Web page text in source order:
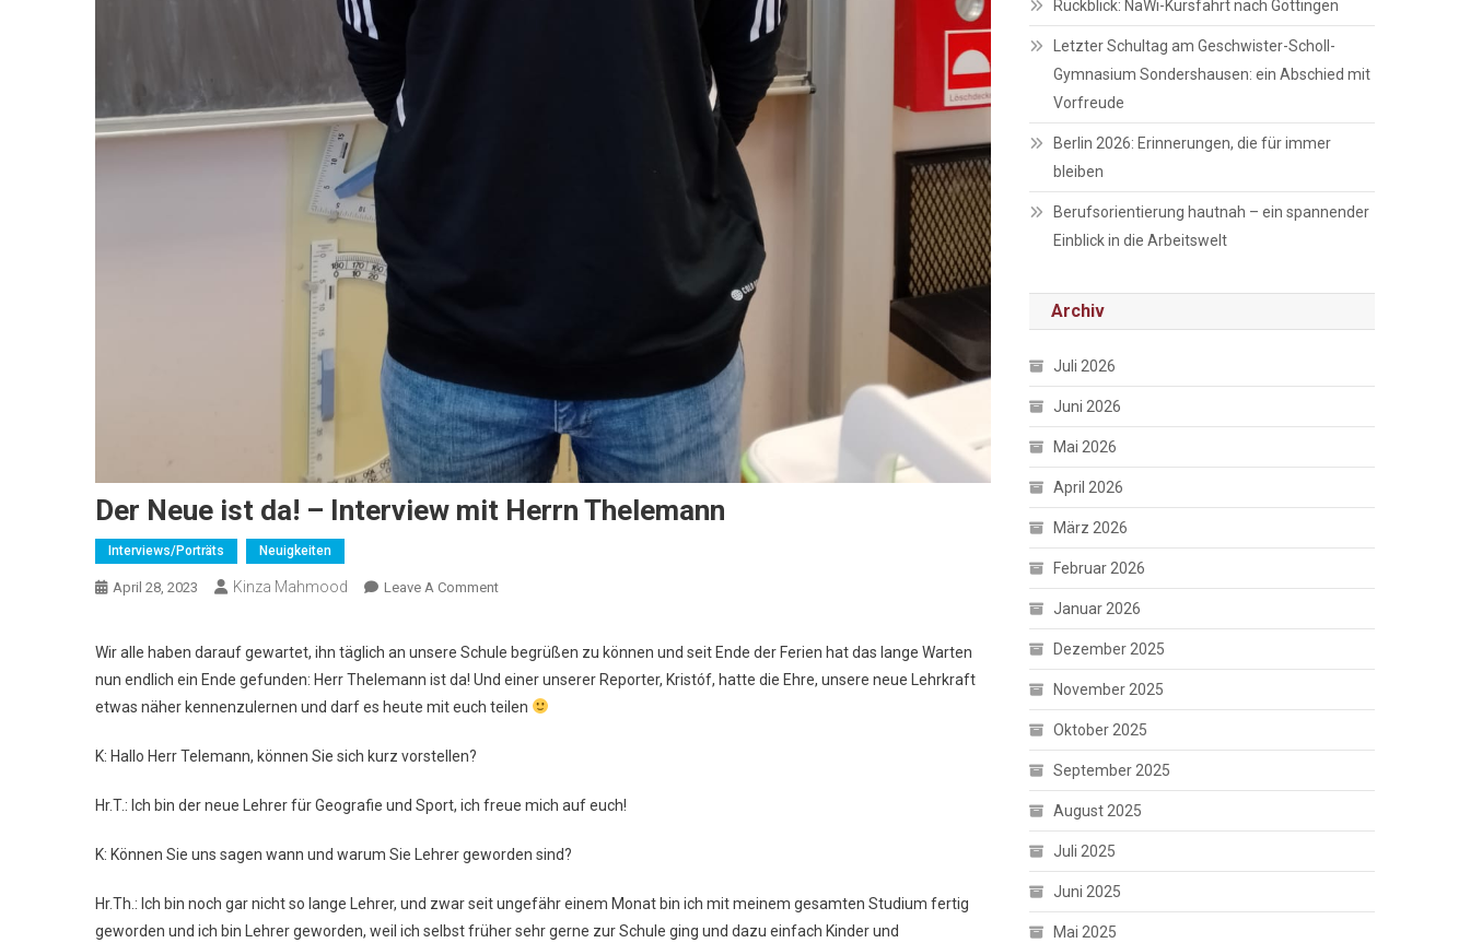
Der Neue ist da! – Interview mit Herrn Thelemann
Interviews/Porträts Neuigkeiten
April 28, 2023 Kinza Mahmood Leave A CommentOn
Ist
Da!
–
Thelemann
Wir alle haben darauf gewartet, ihn täglich an unsere Schule begrüßen zu können und seit Ende der Ferien hat das lange Warten
nun endlich ein Ende gefunden: Herr Thelemann ist da! Und einer unserer Reporter, Kristóf, hatte die Ehre, unsere neue Lehrkraft
etwas näher kennenzulernen und darf es heute mit euch teilen
K: Hallo Herr Telemann, können Sie sich kurz vorstellen?
Hr.T.: Ich bin der neue Lehrer für Geografie und Sport, ich freue mich auf euch!
K: Können Sie uns sagen wann und warum Sie Lehrer geworden sind?
Hr.Th.: Ich bin noch gar nicht so lange Lehrer, und zwar seit ungefähr einem Monat bin ich mit meinem gesamten Studium fertig
geworden und ich bin Lehrer geworden, weil ich selbst früher sehr gerne zur Schule ging und dazu einfach Kinder und
Rückblick: NaWi-Kursfahrt nach Göttingen
Letzter Schultag am Geschwister-Scholl-
Gymnasium Sondershausen: ein Abschied mit
Vorfreude
Berlin 2026: Erinnerungen, die für immer
bleiben
Berufsorientierung hautnah – ein spannender
Einblick in die Arbeitswelt
Archiv
Juli 2026
Juni 2026
Mai 2026
April 2026
März 2026
Februar 2026
Januar 2026
Dezember 2025
November 2025
Oktober 2025
September 2025
August 2025
Juli 2025
Juni 2025
Mai 2025